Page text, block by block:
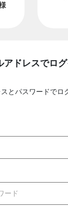
アドレスでロ
とパスワードでロ